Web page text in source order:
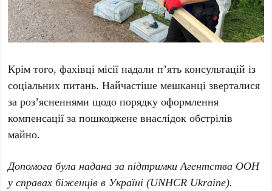
Крім того, фахівці місії надали п’ять консультацій із
соціальних питань. Найчастіше мешканці зверталися
за роз’ясненнями щодо порядку оформлення
компенсації за пошкоджене внаслідок обстрілів
майно.
Допомога була надана за підтримки Агентства ООН
у справах біженців в Україні (UNHCR Ukraine).